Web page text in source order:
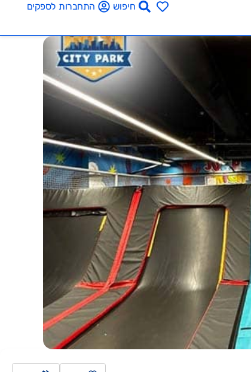
חיפוש התחברות לספקים